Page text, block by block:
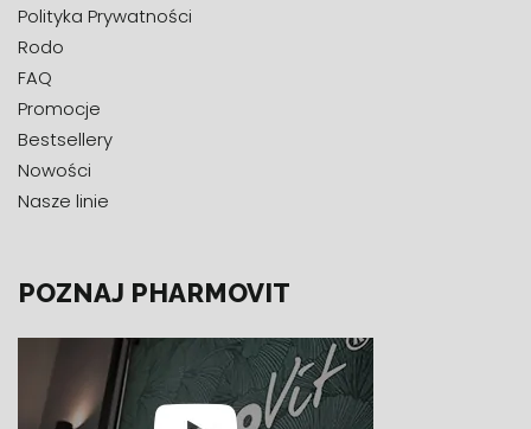
Polityka Prywatności
Rodo
FAQ
Promocje
Bestsellery
Nowości
Nasze linie
POZNAJ PHARMOVIT